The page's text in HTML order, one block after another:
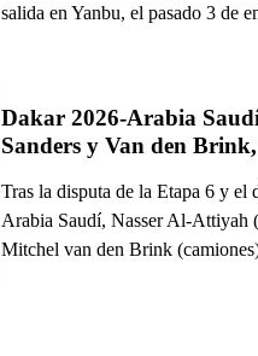
salida en Yanbu, el pasado 3 de
Dakar 2026-Arabia
Sanders y Van den
Tras la disputa de la Etapa 6 y el
Arabia Saudí, Nasser Al-Attiyah
Mitchel van den Brink